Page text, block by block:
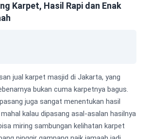
Karpet, Hasil Rapi dan Enak
jual karpet masjid di Jakarta, yang
bukan cuma karpetnya bagus.
juga sangat menentukan hasil
kalau dipasang asal-asalan hasilnya
miring sambungan kelihatan karpet